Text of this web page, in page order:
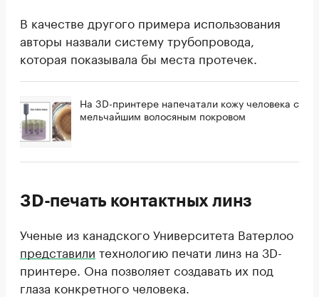
В качестве другого примера использования
авторы назвали систему трубопровода,
которая показывала бы места протечек.
На 3D-принтере напечатали кожу человека с
мельчайшим волосяным покровом
3D-печать контактных линз
Ученые из канадского Университета Ватерлоо
представили технологию печати линз на 3D-
принтере. Она позволяет создавать их под
глаза конкретного человека.